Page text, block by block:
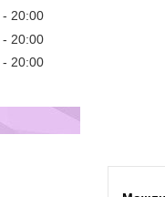
20:00
20:00
20:00